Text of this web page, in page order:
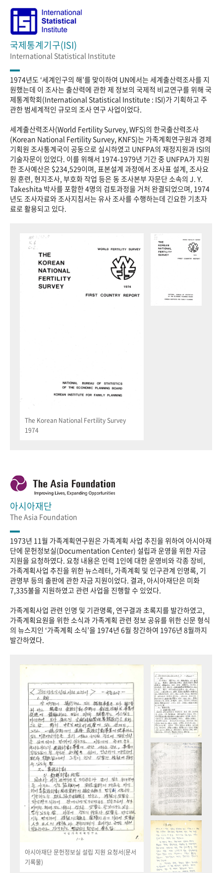
국제통계기구(ISI)
International Statistical Institute
1974년도 ‘세계인구의 해’를 맞이하여 UN에서는 세계출산력조사를 지
원했는데 이 조사는 출산력에 관한 제 정보의 국제적 비교연구를 위해 국
제통계학회(International Statistical Institute : ISI)가 기획하고 주
관한 범세계적인 규모의 조사 연구 사업이었다.
세계출산력조사(World Fertility Survey, WFS)의 한국출산력조사
(Korean National Fertility Survey, KNFS)는 가족계획연구원과 경제
기획원 조사통계국이 공동으로 실시하였고 UNFPA의 재정지원과 ISI의
기술자문이 있었다. 이를 위해서 1974-1979년 기간 중 UNFPA가 지원
한 조사예산은 $234,529이며, 표본설계 과정에서 조사표 설계, 조사요
원 훈련, 현지조사, 부호화 작업 등은 동 조사본부 자문단 소속의 J. Y.
Takeshita 박사를 포함한 4명의 검토과정을 거처 완결되었으며, 1974
년도 조사자료와 조사지침서는 유사 조사를 수행하는데 긴요한 기초자
료로 활용되고 있다.
The Korean National Fertility Survey
1974
아시아재단
The Asia Foundation
1973년 11월 가족계획연구원은 가족계획 사업 추진을 위하여 아시아재
단에 문헌정보실(Documentation Center) 설립과 운영을 위한 자금
지원을 요청하였다. 요청 내용은 인력 1인에 대한 운영비와 각종 장비,
가족계획사업 추진을 위한 뉴스레터, 가족계획 및 인구관계 인명록, 기
관명부 등의 출판에 관한 자금 지원이었다. 결과, 아시아재단은 미화
7,335불을 지원하였고 관련 사업을 진행할 수 있었다.
가족계획사업 관련 인명 및 기관명록, 연구결과 초록지를 발간하였고,
가족계획요원을 위한 소식과 가족계획 관련 정보 공유를 위한 신문 형식
의 뉴스지인 ‘가족계획 소식’을 1974년 6월 창간하여 1976년 8월까지
발간하였다.
아시아재단 문헌정보실 설립 지원 요청서(문서
기록물)